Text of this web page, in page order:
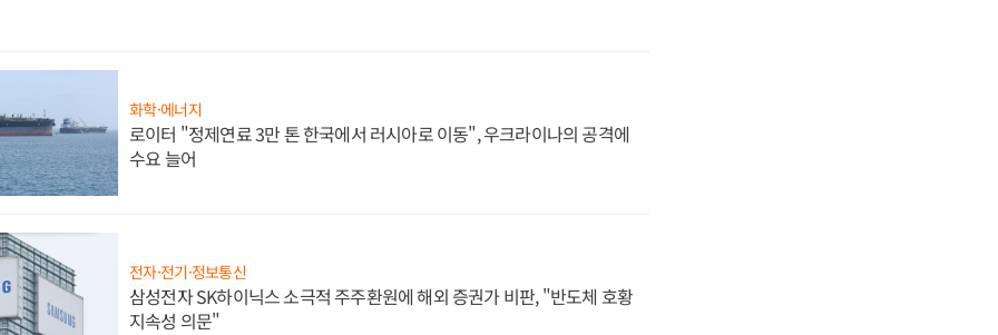
화학·에너지
로이터 "정제연료 3만 톤 한국에서 러시아로 이동", 우크라이나의 공격에
수요 늘어
전자·전기·정보통신
삼성전자 SK하이닉스 소극적 주주환원에 해외 증권가 비판, "반도체 호황
지속성 의문"